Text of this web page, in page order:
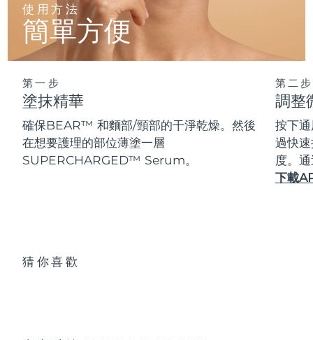
使用方法
簡單方便
第一步
塗抹精華
確保BEAR™ 和麵部/頸部的干淨乾燥。然後
在想要護理的部位薄塗一層
SUPERCHARGED™ Serum。
第二步
調整
按下
過快
度。
下載
猜你喜歡